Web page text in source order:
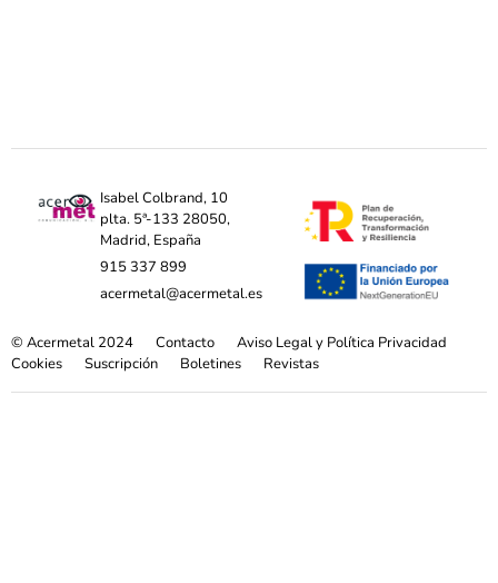
Isabel Colbrand, 10
plta. 5ª-133 28050,
Madrid, España
915 337 899
acermetal@acermetal.es
© Acermetal 2024 Contacto
Aviso Legal y Política Privacidad
Cookies
Suscripción Boletines Revistas